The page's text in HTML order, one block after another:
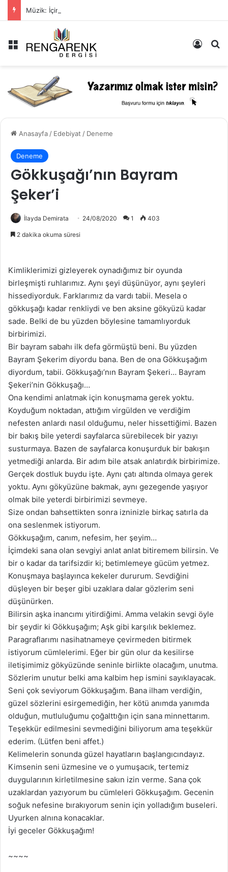
Menü Kayıt
Anasayfa/ Edebiyat / Deneme
Deneme
Gökkuşağı’nın Bayram
Şeker’i
İlayda Demirata 24/08/2020 1 403
2 dakika okuma süresi
Kimliklerimizi gizleyerek oynadığımız bir oyunda
birleşmişti ruhlarımız. Aynı şeyi düşünüyor, aynı şeyleri
hissediyorduk. Farklarımız da vardı tabii. Mesela o
gökkuşağı kadar renkliydi ve ben aksine gökyüzü kadar
sade. Belki de bu yüzden böylesine tamamlıyorduk
birbirimizi.
Bir bayram sabahı ilk defa görmüştü beni. Bu yüzden
Bayram Şekerim diyordu bana. Ben de ona Gökkuşağım
diyordum, tabii. Gökkuşağı’nın Bayram Şekeri… Bayram
Şekeri’nin Gökkuşağı…
Ona kendimi anlatmak için konuşmama gerek yoktu.
Koyduğum noktadan, attığım virgülden ve verdiğim
nefesten anlardı nasıl olduğumu, neler hissettiğimi. Bazen
bir bakış bile yeterdi sayfalarca sürebilecek bir yazıyı
susturmaya. Bazen de sayfalarca konuşurduk bir bakışın
yetmediği anlarda. Bir adım bile atsak anlatırdık birbirimize.
Gerçek dostluk buydu işte. Aynı çatı altında olmaya gerek
yoktu. Aynı gökyüzüne bakmak, aynı gezegende yaşıyor
olmak bile yeterdi birbirimizi sevmeye.
Size ondan bahsettikten sonra izninizle birkaç satırla da
ona seslenmek istiyorum.
Gökkuşağım, canım, nefesim, her şeyim…
İçimdeki sana olan sevgiyi anlat anlat bitiremem bilirsin. Ve
bir o kadar da tarifsizdir ki; betimlemeye gücüm yetmez.
Konuşmaya başlayınca kekeler dururum. Sevdiğini
düşleyen bir beşer gibi uzaklara dalar gözlerim seni
düşünürken.
Bilirsin aşka inancımı yitirdiğimi. Amma velakin sevgi öyle
bir şeydir ki Gökkuşağım; Aşk gibi karşılık beklemez.
Paragraflarımı nasihatnameye çevirmeden bitirmek
istiyorum cümlelerimi. Eğer bir gün olur da kesilirse
iletişimimiz gökyüzünde seninle birlikte olacağım, unutma.
Sözlerim unutur belki ama kalbim hep ismini sayıklayacak.
Seni çok seviyorum Gökkuşağım. Bana ilham verdiğin,
güzel sözlerini esirgemediğin, her kötü anımda yanımda
olduğun, mutluluğumu çoğalttığın için sana minnettarım.
Teşekkür edilmesini sevmediğini biliyorum ama teşekkür
ederim. (Lütfen beni affet.)
Kelimelerin sonunda güzel hayatların başlangıcındayız.
Kimsenin seni üzmesine ve o yumuşacık, tertemiz
duygularının kirletilmesine sakın izin verme. Sana çok
uzaklardan yazıyorum bu cümleleri Gökkuşağım. Gecenin
soğuk nefesine bırakıyorum senin için yolladığım buseleri.
Uyurken alnına konacaklar.
İyi geceler Gökkuşağım!
~~~~